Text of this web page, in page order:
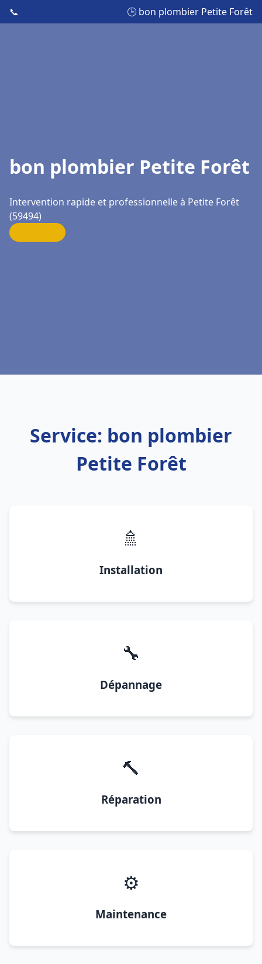
📞 🕒 bon plombier Petite Forêt
bon plombier Petite Forêt
Intervention rapide et professionnelle à Petite Forêt
(59494)
Service: bon plombier
Petite Forêt
🚿
Installation
🔧
Dépannage
🔨
Réparation
⚙️
Maintenance